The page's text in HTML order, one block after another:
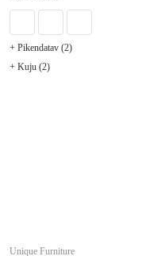
+ Pikendatav (2)
+ Kuju (2)
Unique Furniture